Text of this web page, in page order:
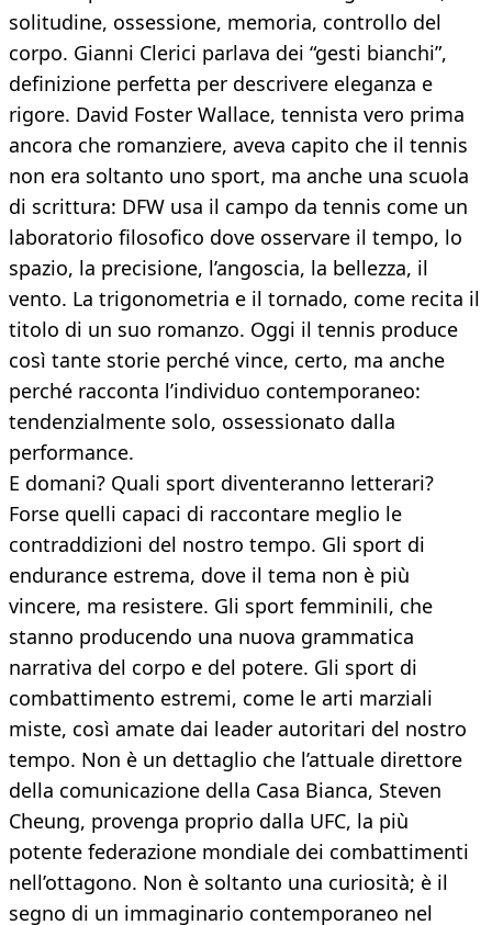
solitudine, ossessione, memoria, controllo del
corpo. Gianni Clerici parlava dei “gesti bianchi”,
definizione perfetta per descrivere eleganza e
rigore. David Foster Wallace, tennista vero prima
ancora che romanziere, aveva capito che il tennis
non era soltanto uno sport, ma anche una scuola
di scrittura: DFW usa il campo da tennis come un
laboratorio filosofico dove osservare il tempo, lo
spazio, la precisione, l’angoscia, la bellezza, il
vento. La trigonometria e il tornado, come recita il
titolo di un suo romanzo. Oggi il tennis produce
così tante storie perché vince, certo, ma anche
perché racconta l’individuo contemporaneo:
tendenzialmente solo, ossessionato dalla
performance.
E domani? Quali sport diventeranno letterari?
Forse quelli capaci di raccontare meglio le
contraddizioni del nostro tempo. Gli sport di
endurance estrema, dove il tema non è più
vincere, ma resistere. Gli sport femminili, che
stanno producendo una nuova grammatica
narrativa del corpo e del potere. Gli sport di
combattimento estremi, come le arti marziali
miste, così amate dai leader autoritari del nostro
tempo. Non è un dettaglio che l’attuale direttore
della comunicazione della Casa Bianca, Steven
Cheung, provenga proprio dalla UFC, la più
potente federazione mondiale dei combattimenti
nell’ottagono. Non è soltanto una curiosità; è il
segno di un immaginario contemporaneo nel